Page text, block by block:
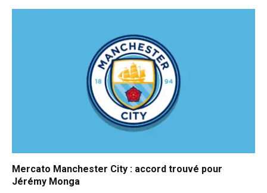
Mercato Manchester City : accord trouvé pour
Jérémy Monga